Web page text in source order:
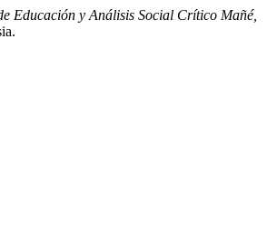
Educación y Análisis Social Crítico Mañé,